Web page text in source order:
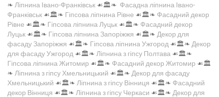
❧ Ліпнина Івано-Франківськ ☙🏛️❧ Фасадна ліпнина Івано-
Франківськ ☙🏛️❧ Гіпсова ліпнина Рівне ☙🏛️❧ Фасадний декор
Рівне ☙🏛️❧ Гіпсова ліпнина Луцьк ☙🏛️❧ Фасадний декор
Луцьк ☙🏛️❧ Гіпсова ліпнина Запоріжжя ☙🏛️❧ Декор для
фасаду Запоріжжя ☙🏛️❧ Гіпсова ліпнина Ужгород ☙🏛️❧ Декор
для фасаду Ужгород ☙🏛️❧ Ліпнина з гіпсу Полтава ☙🏛️❧
Гіпсова ліпнина Житомир ☙🏛️❧ Фасадний декор Житомир ☙🏛️
❧ Ліпнина з гіпсу Хмельницький ☙🏛️❧ Декор для фасаду
Хмельницький ☙🏛️❧ Ліпнина з гіпсу Вінниця ☙🏛️❧ Фасадний
декор Вінниця ☙🏛️❧ Ліпнина з гіпсу Черкаси ☙🏛️❧ Декор для